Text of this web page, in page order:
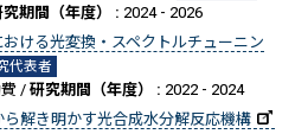
究期間（年度） : 2024 - 2026
ける光変換・スペクトルチューニン
代表者
/ 研究期間（年度） : 2022 - 2024
解き明かす光合成水分解反応機構